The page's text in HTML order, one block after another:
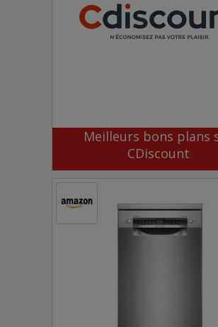
Meilleurs bons plans
CDiscount